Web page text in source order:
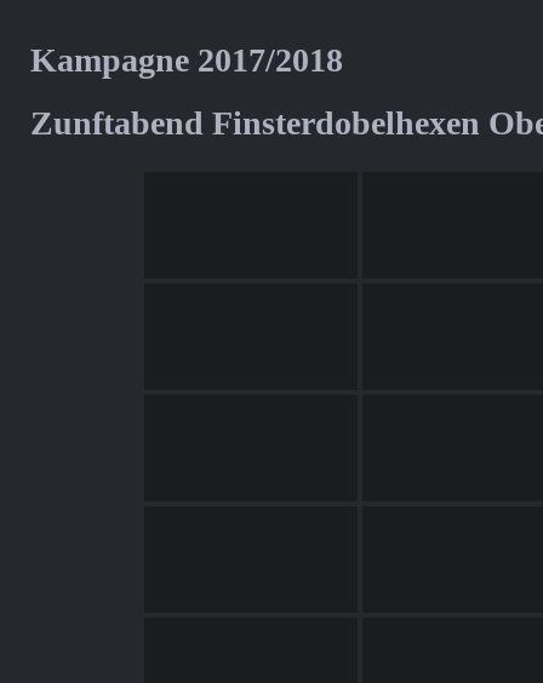
Kampagne 2017/2018
Zunftabend Finsterdobelhexen